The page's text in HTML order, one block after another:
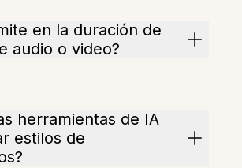
en la duración de
audio o video?
herramientas de IA
estilos de